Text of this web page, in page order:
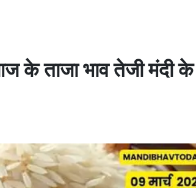
के ताजा भाव तेजी मंदी के